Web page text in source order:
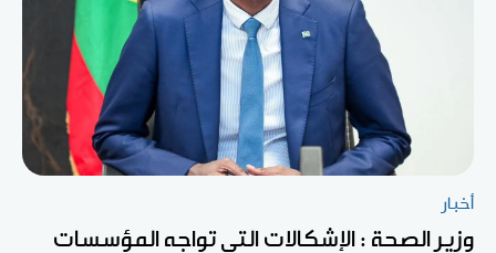
أخبار
وزير الصحة : الإشكالات التي تواجه المؤسسات